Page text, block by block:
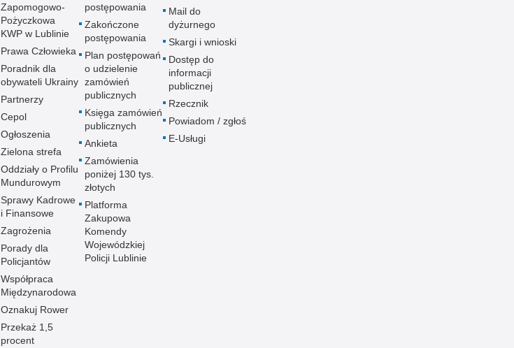
Zapomogowo-
Pożyczkowa
KWP w Lublinie
Prawa Człowieka
Poradnik dla
obywateli Ukrainy
Partnerzy
Cepol
Ogłoszenia
Zielona strefa
Oddziały o Profilu
Mundurowym
Sprawy Kadrowe
i Finansowe
Zagrożenia
Porady dla
Policjantów
Współpraca
Międzynarodowa
Oznakuj Rower
Przekaż 1,5
procent
postępowania
Zakończone
postępowania
Plan postępowań
o udzielenie
zamówień
publicznych
Księga zamówień
publicznych
Ankieta
Zamówienia
poniżej 130 tys.
złotych
Platforma
Zakupowa
Komendy
Wojewódzkiej
Policji Lublinie
Mail do
dyżurnego
Skargi i wnioski
Dostęp do
informacji
publicznej
Rzecznik
Powiadom / zgłoś
E-Usługi